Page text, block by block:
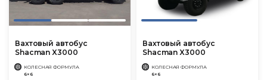
Вахтовый автобус
Shacman X3000
КОЛЕСНАЯ ФОРМУЛА
6×6
Вахтовый автобус
Shacman X3000
КОЛЕСНАЯ ФОРМУЛА
6×6